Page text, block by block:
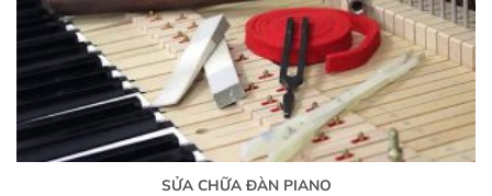
SỬA CHỮA ĐÀN PIANO